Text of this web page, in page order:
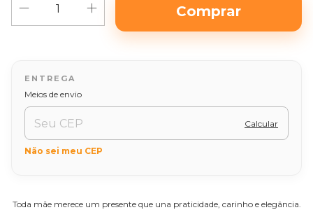
Entregas para o CEP:
Meios de envio
Calcular
Não sei meu CEP
Toda mãe merece um presente que una praticidade, carinho e elegância.